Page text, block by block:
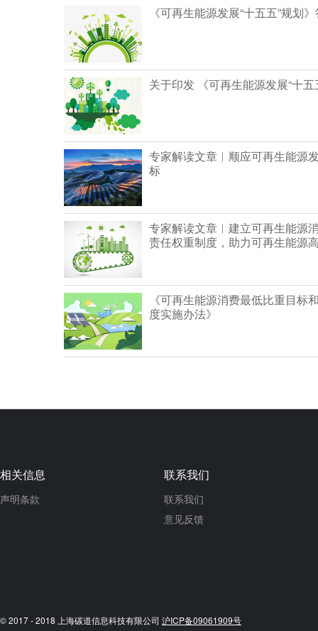
《可再生能源发展“十五五”规划
关于印发 《可再生能源发展“十
专家解读文章︱顺应可再生能源
标
专家解读文章︱建立可再生能源
责任权重制度，助力可再生能源
《可再生能源消费最低比重目标
度实施办法》
相关信息
声明条款
联系我们
联系我们
意见反馈
© 2017 - 2018 上海碳道信息科技有限公司 沪ICP备09061909号